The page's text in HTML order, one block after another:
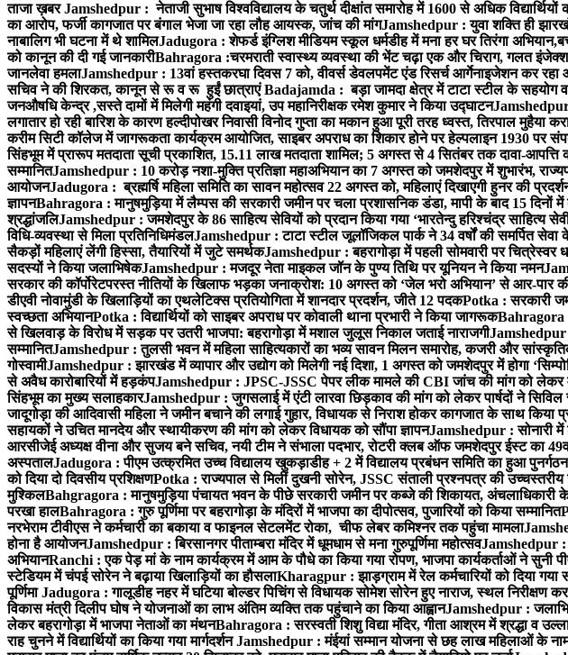
ताजा ख़बरJamshedpur : नेताजी सुभाष विश्वविद्यालय के चतुर्थ दीक्षांत समारोह में 1600 से अधिक विद्यार्थियों
का आरोप, फर्जी कागजात पर बंगाल भेजा जा रहा लौह आयस्क, जांच की मांगJamshedpur : युवा शक्ति ही
नाबालिग भी घटना में थे शामिलJadugora : शेफर्ड इंग्लिश मीडियम स्कूल धर्मडीह में मना हर घर तिरंगा
को कानून की दी गई जानकारीBahragora :चरमराती स्वास्थ्य व्यवस्था की भेंट चढ़ा एक और चिराग, गलत
जानलेवा हमलाJamshedpur : 13वां हस्तकरघा दिवस 7 को, वीवर्स डेवलपमेंट एंड रिसर्च आर्गेनाइजेशन कर
सचिव ने की शिरकत, कानून से रू व रू हुईं छात्राएंBadajamda : बड़ा जामदा क्षेत्र में टाटा स्टील के
जनऔषधि केन्द्र ,सस्ते दामों में मिलेगी महंगी दवाइयां, उप महानिरीक्षक रमेश कुमार ने किया उद्घाटन
लगातार हो रही बारिश के कारण हल्दीपोखर निवासी विनोद गुप्ता का मकान हुआ पूरी तरह ध्वस्त, तिरपाल मुहैया
करीम सिटी कॉलेज में जागरूकता कार्यक्रम आयोजित, साइबर अपराध का शिकार होने पर हेल्पलाइन 1930 पर
सिंहभूम में प्रारूप मतदाता सूची प्रकाशित, 15.11 लाख मतदाता शामिल; 5 अगस्त से 4 सितंबर तक दावा-आपत्ति
सम्मानितJamshedpur : 10 करोड़ नशा-मुक्ति प्रतिज्ञा महाअभियान का 7 अगस्त को जमशेदपुर में शुभारंभ,
आयोजनJadugora : ब्रह्मर्षि महिला समिति का सावन महोत्सव 22 अगस्त को, महिलाएं दिखाएगी हुनर की
ज्ञापनBahragora : मानुषमुड़िया में लैम्पस की सरकारी जमीन पर चला प्रशासनिक डंडा, मापी के बाद 15 दिनों
श्रद्धांजलिJamshedpur : जमशेदपुर के 86 साहित्य सेवियों को प्रदान किया गया ‘भारतेन्दु हरिश्चंद्र साहित्य
विधि-व्यवस्था से मिला प्रतिनिधिमंडलJamshedpur : टाटा स्टील जूलॉजिकल पार्क ने 34 वर्षों की समर्पित सेवा के
सैकड़ों महिलाएं लेंगी हिस्सा, तैयारियों में जुटे समर्थकJamshedpur : बहरागोड़ा में पहली सोमवारी पर
सदस्यों ने किया जलाभिषेकJamshedpur : मजदूर नेता माइकल जॉन के पुण्य तिथि पर यूनियन ने किया नमन
सरकार की कॉर्पोरेटपरस्त नीतियों के खिलाफ भड़का जनाक्रोश: 10 अगस्त को ‘जेल भरो अभियान’ से आर-पार
डीएवी नोवामुंडी के खिलाड़ियों का एथलेटिक्स प्रतियोगिता में शानदार प्रदर्शन, जीते 12 पदकPotka : सरकारी
स्वच्छता अभियानPotka : विद्यार्थियों को साइबर अपराध पर कोवाली थाना प्रभारी ने किया जागरूकBahragora
से खिलवाड़ के विरोध में सड़क पर उतरी भाजपा: बहरागोड़ा में मशाल जुलूस निकाल जताई नाराजगीJamshedpur :
सम्मानितJamshedpur : तुलसी भवन में महिला साहित्यकारों का भव्य सावन मिलन समारोह, कजरी और
गोस्वामीJamshedpur : झारखंड में व्यापार और उद्योग को मिलेगी नई दिशा, 1 अगस्त को जमशेदपुर में होगा
से अवैध कारोबारियों में हड़कंपJamshedpur : JPSC-JSSC पेपर लीक मामले की CBI जांच की मांग को लेकर
सिंहभूम का मुख्य सलाहकारJamshedpur : जुगसलाई में एंटी लारवा छिड़काव की मांग को लेकर पार्षदों ने
जादूगोड़ा की आदिवासी महिला ने जमीन बचाने की लगाई गुहार, विधायक से निराश होकर कागजात के साथ किया
सहायकों ने उचित मानदेय और स्थायीकरण की मांग को लेकर विधायक को सौंपा ज्ञापनJamshedpur : सोनारी में
आरसीजेई अध्यक्ष वीना और सुजय बने सचिव, नयी टीम ने संभाला पदभार, रोटरी क्लब ऑफ जमशेदपुर ईस्ट का
अस्पतालJadugora : पीएम उत्क्रमित उच्च विद्यालय खुकड़ाडीह + 2 में विद्यालय प्रबंधन समिति का हुआ
को दिया दो दिवसीय प्रशिक्षणPotka : राज्यपाल से मिलीं दुखनी सोरेन, JSSC संताली प्रश्नपत्र की उच्चस्तरीय
मुश्किलBahgragora : मानुषमुड़िया पंचायत भवन के पीछे सरकारी जमीन पर कब्जे की शिकायत, अंचलाधिकारी के
परखा हालBahragora : गुरु पूर्णिमा पर बहरागोड़ा के मंदिरों में भाजपा का दीपोत्सव, पुजारियों को किया सम्मानित
नरभेराम टीवीएस ने कर्मचारी का बकाया व फाइनल सेटलमेंट रोका, चीफ लेबर कमिश्नर तक पहुंचा मामला
होना है आयोजनJamshedpur : बिरसानगर पीताम्बरा मंदिर में धूमधाम से मना गुरुपूर्णिमा महोत्सवJamshedpur :
अभियानRanchi : एक पेड़ मां के नाम कार्यक्रम में आम के पौधे का किया गया रोपण, भाजपा कार्यकर्ताओं ने सुनी
स्टेडियम में चंपई सोरेन ने बढ़ाया खिलाड़ियों का हौसलाKharagpur : झाड़ग्राम में रेल कर्मचारियों को दिया
पूर्णिमाJadugora : गालूडीह नहर में घटिया बोल्डर पिचिंग से विधायक सोमेश सोरेन हुए नाराज, स्थल निरीक्षण
विकास मंत्री दिलीप घोष ने योजनाओं का लाभ अंतिम व्यक्ति तक पहुंचाने का किया आह्वानJamshedpur :
लेकर बहरागोड़ा में भाजपा नेताओं का मंथनBahragora : सरस्वती शिशु विद्या मंदिर, गीता आश्रम में श्रद्धा व
राह चुनने में विद्यार्थियों का किया गया मार्गदर्शनJamshedpur : मंईयां सम्मान योजना से छह लाख महिलाओं के